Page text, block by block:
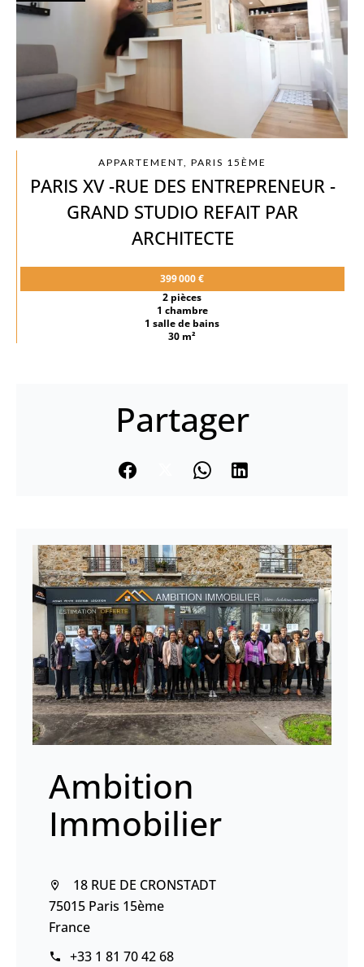
APPARTEMENT, PARIS 15ÈME
PARIS XV -RUE DES ENTREPRENEUR -
GRAND STUDIO REFAIT PAR
ARCHITECTE
399 000 €
2 pièces
1 chambre
1 salle de bains
30 m²
Partager
Ambition
Immobilier
18 RUE DE CRONSTADT
75015 Paris 15ème
France
+33 1 81 70 42 68